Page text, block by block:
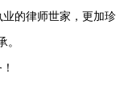
的律师世家，更加珍